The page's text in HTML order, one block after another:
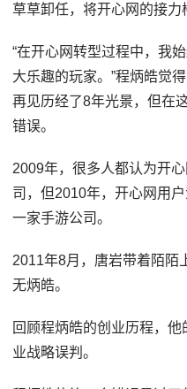
草草卸任，将开心网的接力
“在开心网转型过程中，我
大乐趣的玩家。”程炳皓觉
再见历经了8年光景，但在
错误。
2009年，很多人都认为开
司，但2010年，开心网用
一家手游公司。
2011年8月，唐岩带着陌陌
无炳皓。
回顾程炳皓的创业历程，
业战略误判。